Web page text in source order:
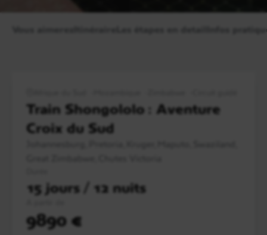
Train Shongololo : Aventure
Croix du Sud
15 jours / 12 nuits
9890 €